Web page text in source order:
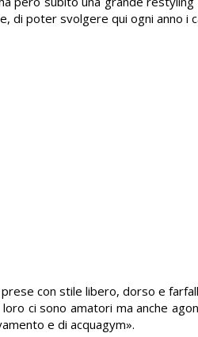
di poter svolgere qui ogni anno i
con stile libero, dorso e
ci sono amatori ma anche
e di acquagym».